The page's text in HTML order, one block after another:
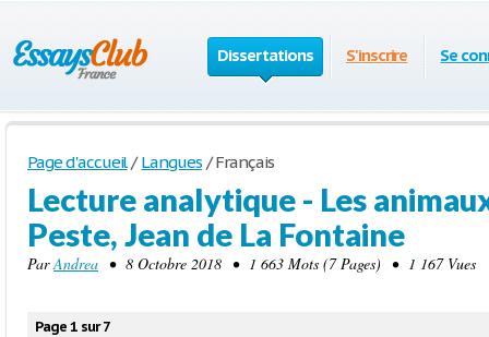
Dissertations S'inscrire Se
Page d'accueil / Langues /Français
Lecture analytique - Les
Peste, Jean de La Fontaine
ParAndrea • 8 Octobre 2018 • 1 663 Mots (7 Pages) • 1 167 Vues
Page 1 sur 7